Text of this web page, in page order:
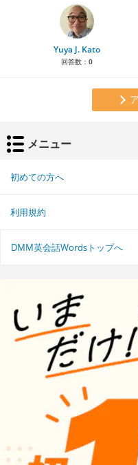
Yuya J. Kato
回答数： 0
メニュー
初めての方へ
利用規約
DMM英会話Wordsトップへ